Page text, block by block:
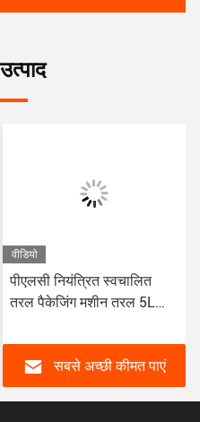
वीडियो
पीएलसी नियंत्रित स्वचालित
तरल पैकेजिंग मशीन तरल 5L
मशीन
सबसे अच्छी कीमत पाएं